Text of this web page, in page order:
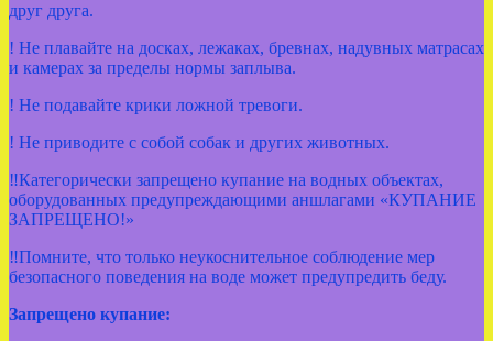
друг друга.
! Не плавайте на досках, лежаках, бревнах, надувных матрасах
и камерах за пределы нормы заплыва.
! Не подавайте крики ложной тревоги.
! Не приводите с собой собак и других животных.
‼Категорически запрещено купание на водных объектах,
оборудованных предупреждающими аншлагами «КУПАНИЕ
ЗАПРЕЩЕНО!»
‼Помните, что только неукоснительное соблюдение мер
безопасного поведения на воде может предупредить беду.
Запрещено купание: